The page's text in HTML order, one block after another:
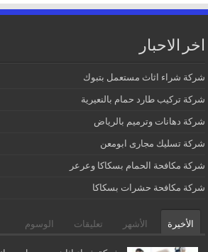
اخر الاحبار
شركة شراء اثاث مستعمل بتبوك
شركة تركيب طارد حمام بالنعيرية
شركة دهانات وترميم بالرياض
شركة تسليك مجارى ابومعن
شركة مكافحة الحمام بسكاكا وعرعر
شركة مكافحة حشرات بسكاكا
الأخيرة الأشهر تعليقات الوسوم